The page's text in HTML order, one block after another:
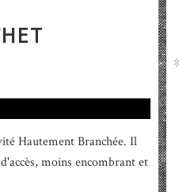
Hautement Branchée. Il
moins encombrant et